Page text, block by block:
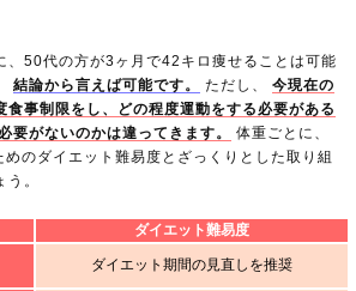
、50代の方が3ヶ月で42キロ痩せることは可能
結論から言えば可能です。 ただし、今現在の
食事制限をし、どの程度運動をする必要がある
要がないのかは違ってきます。
体重ごとに、
のダイエット難易度とざっくりとした取り組
。
ダイエット難易度
ダイエット期間の見直しを推奨